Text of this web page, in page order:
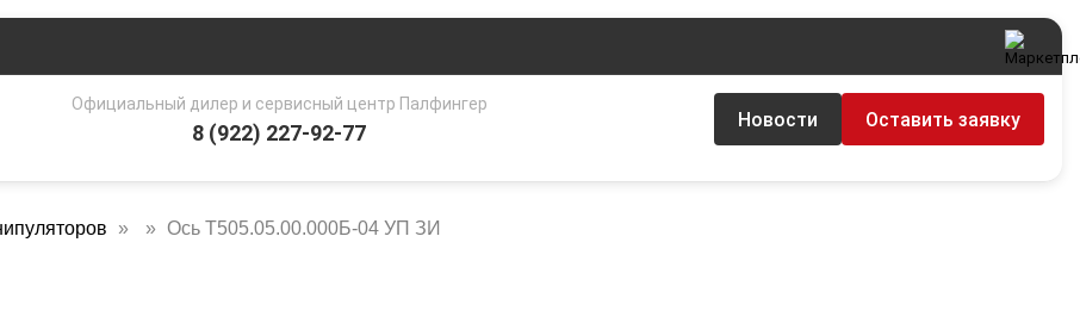
Официальный дилер и сервисный центр Палфингер
8 (922) 227-92-77
Новости Оставить заявку
Ось Т505.05.00.000Б-04 УП ЗИ